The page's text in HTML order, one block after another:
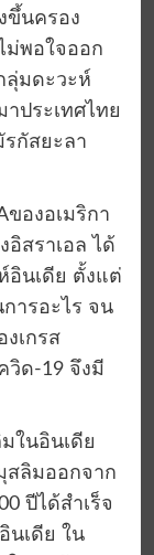
ขึ้นครอง
ม่พอใจออก
ลุ่มดะวะห์
ประเทศไทย
กัสยะลา
ของอเมริกา
สราเอล ได้
อินเดีย ตั้งแต่
ารอะไร จน
เกรส
วิด-19 จึงมี
ในอินเดีย
สลิมออกจาก
ปีได้สำเร็จ
นเดีย ใน